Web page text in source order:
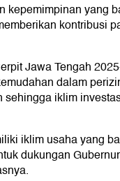
kepemimpinan yang
kontribusi
Jawa Tengah
dalam
sehingga iklim
iklim usaha yang
dukungan